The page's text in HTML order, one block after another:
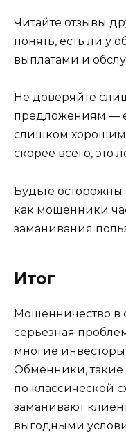
Читайте отзывы
понять, есть ли у
выплатами и
Не доверяйте
предложениям —
слишком
скорее всего, это
Будьте осторожны
как мошенники
заманивания
Итог
Мошенничество в
серьезная
многие инвесторы
Обменники, такие
по классической
заманивают
выгодными